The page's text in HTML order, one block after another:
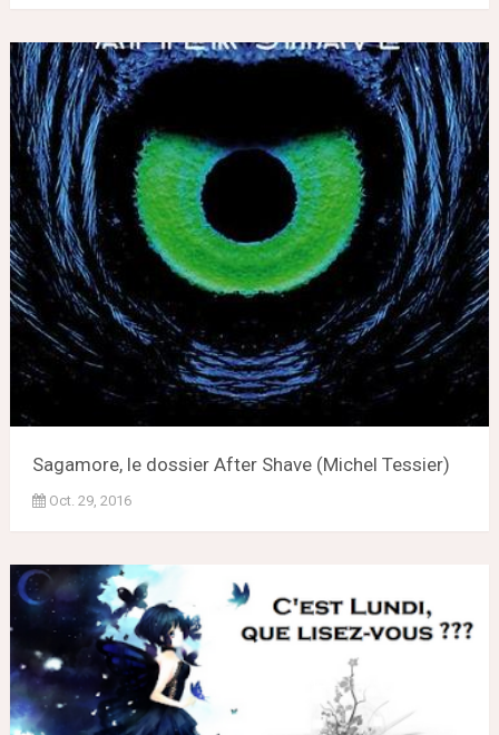
Sagamore, le dossier After Shave (Michel Tessier)
Oct. 29, 2016